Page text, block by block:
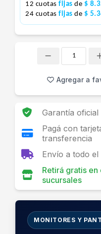
12 cuotas fijas de $
24 cuotas fijas de $
Agregar a
Garantía oficial
Pagá con
transferencia
Envío a todo el
Retirá gratis en
sucursales
MONITORES Y